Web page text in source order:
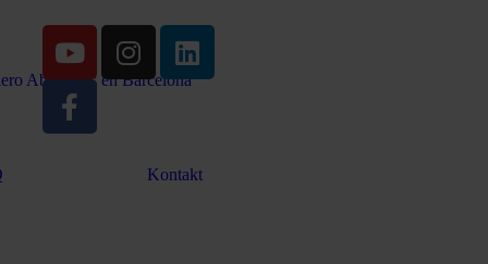
Kontakt